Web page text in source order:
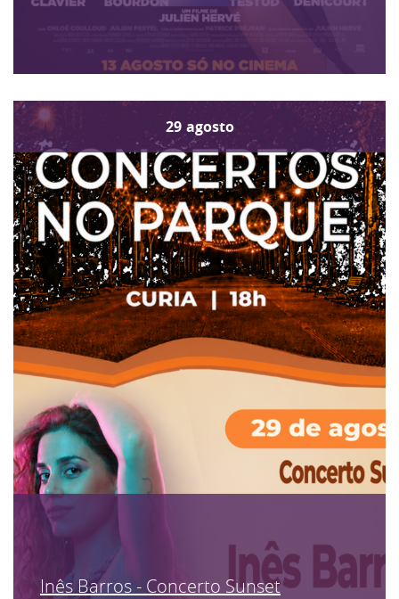
29 agosto
Inês Barros - Concerto Sunset